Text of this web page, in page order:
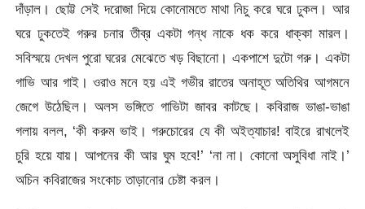
দাঁড়াল। ছোট্ট সেই দরোজা দিয়ে কোনোমতে মাথা নিচু করে ঘরে ঢুকল। আর
ঘরে ঢুকতেই গরুর চনার তীব্র একটা গন্ধ নাকে ধক করে ধাক্কা মারল।
সবিস্ময়ে দেখল পুরো ঘরের মেঝেতে খড় বিছানো। একপাশে দুটো গরু। একটা
গাভি আর গাই। ওরাও মনে হয় এই গভীর রাতের অনাহূত অতিথির আগমনে
জেগে উঠেছিল। অলস ভঙ্গিতে গাভিটা জাবর কাটছে। কবিরাজ ভাঙা-ভাঙা
গলায় বলল, ‘কী করুম ভাই। গরুচোরের যে কী অইত্যাচার! বাইরে রাখলেই
চুরি হয়ে যায়। আপনের কী আর ঘুম হবে!’ ‘না না। কোনো অসুবিধা নাই।’
অচিন কবিরাজের সংকোচ তাড়ানোর চেষ্টা করল।